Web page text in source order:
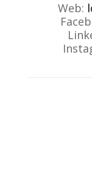
Web: